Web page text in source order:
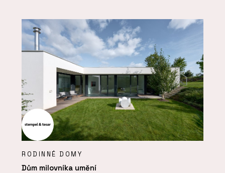
RODINNÉ DOMY
Dům milovníka umění